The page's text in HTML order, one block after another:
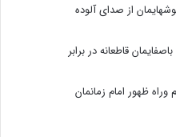
از صدای آلوده
قاطعانه در برابر
وراه ظهور امام زمانمان